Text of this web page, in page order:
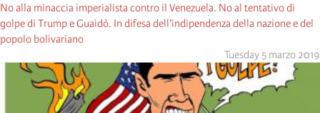
No alla minaccia imperialista contro il Venezuela. No al tentativo di
golpe di Trump e Guaidò. In difesa dell’indipendenza della nazione e del
popolo bolivariano
Tuesday 5 marzo 2019